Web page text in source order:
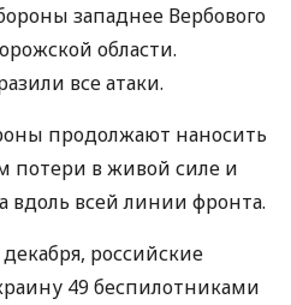
западнее Вербового
области.
все атаки.
продолжают наносить
потери в живой силе и
вдоль всей линии фронта.
российские
49 беспилотниками